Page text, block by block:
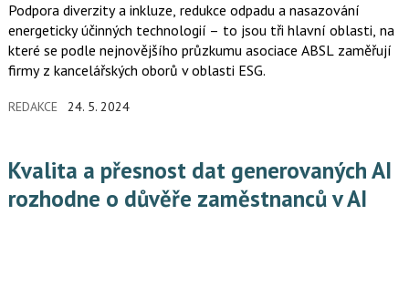
Podpora diverzity a inkluze, redukce odpadu a nasazování
energeticky účinných technologií – to jsou tři hlavní oblasti, na
které se podle nejnovějšího průzkumu asociace ABSL zaměřují
firmy z kancelářských oborů v oblasti ESG.
REDAKCE 24. 5. 2024
Kvalita a přesnost dat generovaných AI
rozhodne o důvěře zaměstnanců v AI